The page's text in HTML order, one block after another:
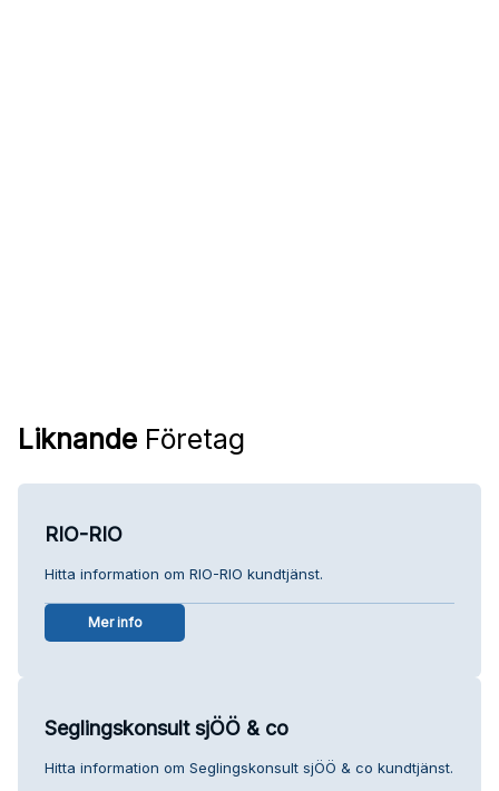
Liknande Företag
RIO-RIO
Hitta information om RIO-RIO kundtjänst.
Mer info
Seglingskonsult sjÖÖ & co
Hitta information om Seglingskonsult sjÖÖ & co kundtjänst.